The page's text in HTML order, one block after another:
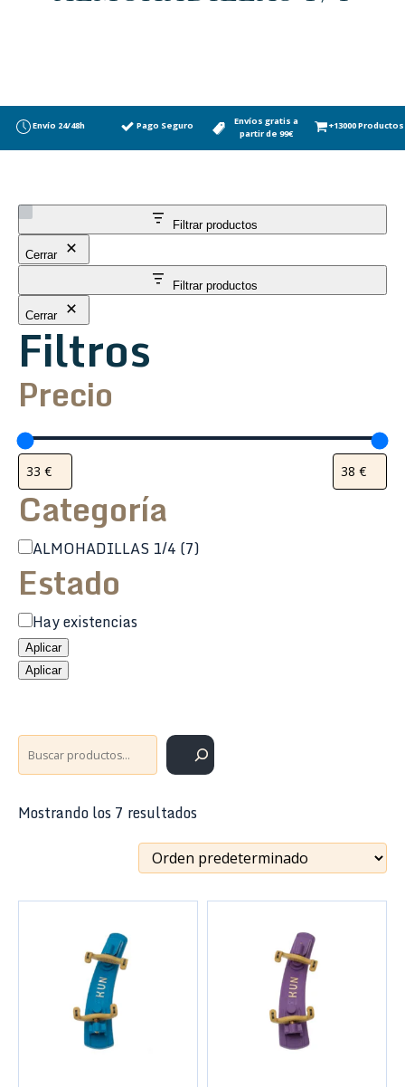
Envío 24/48h Pago Seguro
Envíos gratis a
partir de 99€
+13000 Productos
Filtrar productos
Cerrar
Filtrar productos
Cerrar
Filtros
Precio
Categoría
Categoría
ALMOHADILLAS 1/4 (7)
Estado
Estado
Hay existencias
Aplicar
Aplicar
Buscar
Mostrando los 7 resultados